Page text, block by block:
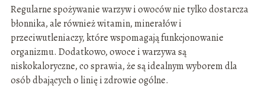
Regularne spożywanie warzyw i owoców nie tylko dostarcza
błonnika, ale również witamin, minerałów i
przeciwutleniaczy, które wspomagają funkcjonowanie
organizmu. Dodatkowo, owoce i warzywa są
niskokaloryczne, co sprawia, że są idealnym wyborem dla
osób dbających o linię i zdrowie ogólne.